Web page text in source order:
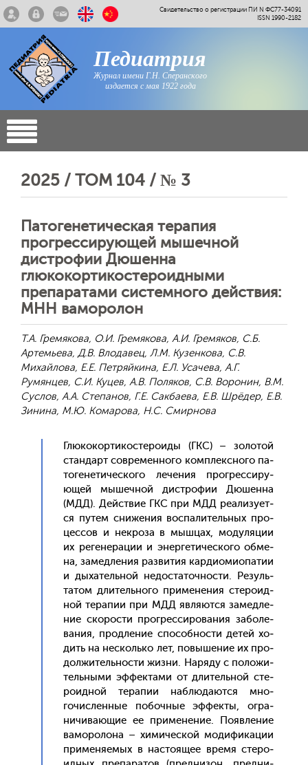
Свидетельство о регистрации ПИ N ФС77-34091
ISSN 1990-2182
Педиатрия
Журнал имени Г.Н. Сперанского
издается с мая 1922 года
2025 / ТОМ 104 / № 3
Патогенетическая терапия
прогрессирующей мышечной
дистрофии Дюшенна
глюкокортикостероидными
препаратами системного действия:
МНН ваморолон
Т.А. Гремякова, О.И. Гремякова, А.И. Гремяков, С.Б.
Артемьева, Д.В. Влодавец, Л.М. Кузенкова, С.В.
Михайлова, Е.Е. Петряйкина, Е.Л. Усачева, А.Г.
Румянцев, С.И. Куцев, А.В. Поляков, С.В. Воронин, В.М.
Суслов, А.А. Степанов, Г.Е. Сакбаева, Е.В. Шрёдер, Е.В.
Зинина, М.Ю. Комарова, Н.С. Смирнова
Глю­кокор­ти­кос­те­ро­иды (ГКС) – зо­лотой
стан­дарт сов­ре­мен­но­го ком­плексно­го па­
тоге­нети­чес­ко­го ле­чения прог­ресси­ру­
ющей мы­шеч­ной дис­тро­фии Дю­шен­на
(МДД). Дей­ствие ГКС при МДД ре­али­зу­ет­
ся пу­тем сни­жения вос­па­литель­ных про­
цес­сов и нек­ро­за в мыш­цах, мо­дуля­ции
их ре­гене­рации и энер­ге­тичес­ко­го об­ме­
на, за­мед­ле­ния раз­ви­тия кар­ди­оми­опа­тии
и ды­хатель­ной не­дос­та­точ­ности. Ре­зуль­
та­том дли­тель­но­го при­мене­ния сте­ро­ид­
ной те­рапии при МДД яв­ля­ют­ся за­мед­ле­
ние ско­рос­ти прог­ресси­рова­ния за­боле­
вания, прод­ле­ние спо­соб­ности де­тей хо­
дить на нес­коль­ко лет, по­выше­ние их про­
дол­жи­тель­нос­ти жиз­ни. На­ряду с по­ложи­
тель­ны­ми эф­фекта­ми от дли­тель­ной сте­
ро­ид­ной те­рапии наб­лю­да­ют­ся мно­
гочис­ленные по­боч­ные эф­фекты, ог­ра­
ничи­ва­ющие ее при­мене­ние. По­яв­ле­ние
ва­моро­лона – хи­мичес­кой мо­дифи­кации
при­меня­емых в нас­то­ящее вре­мя сте­ро­